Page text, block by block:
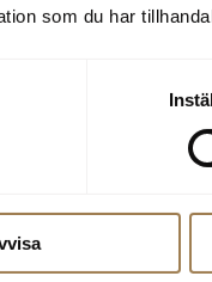
som du har
du ditt
i butik,